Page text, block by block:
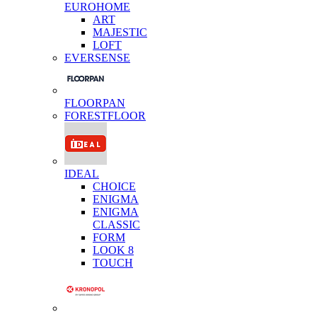
EUROHOME
ART
MAJESTIC
LOFT
EVERSENSE
FLOORPAN
FORESTFLOOR
IDEAL
CHOICE
ENIGMA
ENIGMA
CLASSIC
FORM
LOOK 8
TOUCH